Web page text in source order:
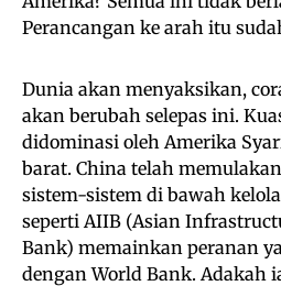
Perancangan ke arah itu
Dunia akan menyaksikan,
akan berubah selepas ini.
didominasi oleh Amerika
barat. China telah
sistem-sistem di bawah
seperti AIIB (Asian
Bank) memainkan peranan
dengan World Bank. Adakah